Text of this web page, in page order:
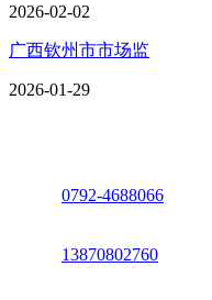
2026-02-02
广西钦州市市场监
2026-01-29
0792-4688066
13870802760